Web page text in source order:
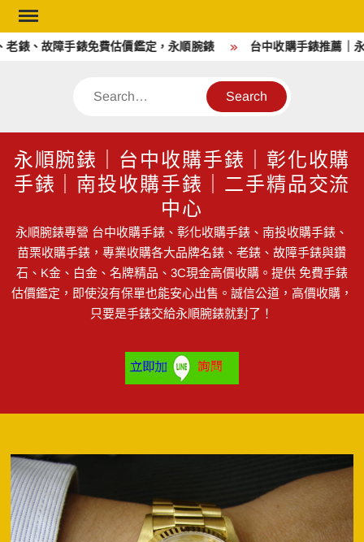
Skip
to
content
故障手錶免費估價鑑定，永順腕錶 台中收購手錶推薦｜永順
Search
永順腕錶｜台中收購手錶｜彰化收購
手錶｜南投收購手錶｜二手精品交流
中心
永順腕錶專營 台中收購手錶、彰化收購手錶、南投收購手錶、
苗栗收購手錶，專業收購各大品牌名錶、老錶、故障手錶與鑽
石、K金、白金、名牌精品、3C現金高價收購。提供 免費手錶
估價鑑定，即使沒有保單也能安心出售。誠信公道，高價收購，
只要是手錶交給永順腕錶就對了！